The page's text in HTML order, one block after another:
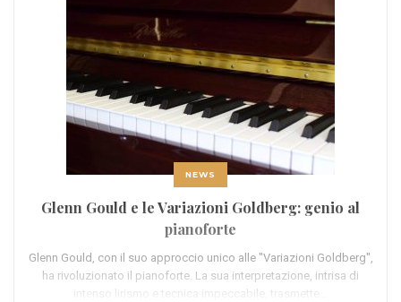
NEWS
Glenn Gould e le Variazioni Goldberg: genio al
pianoforte
Glenn Gould, con il suo approccio unico alle "Variazioni Goldberg",
ha rivoluzionato il pianoforte. La sua interpretazione, intrisa di
intenso lirismo e tecnica impeccabile, trasmette…